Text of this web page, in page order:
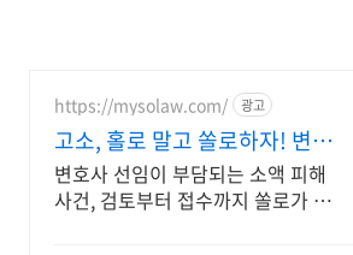
https://mysolaw.com/ 광고
고소, 홀로 말고 쏠로하자! 변호
사 직접 검토
변호사 선임이 부담되는 소액 피해
사건, 검토부터 접수까지 쏠로가 한